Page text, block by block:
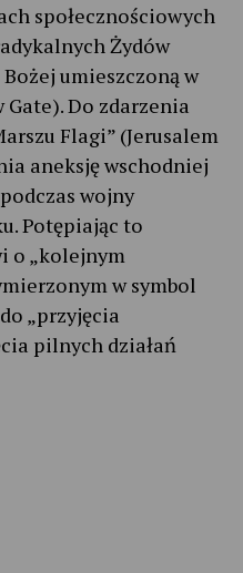
społecznościowych
Żydów
umieszczoną w
Do zdarzenia
Flagi” (Jerusalem
aneksję wschodniej
wojny
Potępiając to
o „kolejnym
w symbol
„przyjęcia
pilnych działań